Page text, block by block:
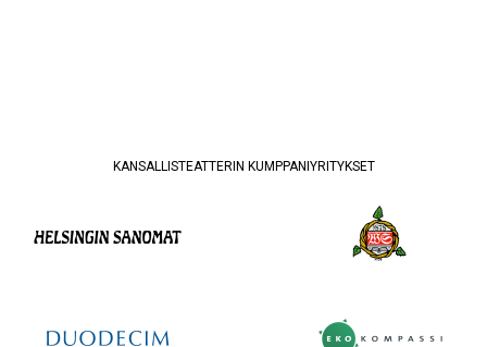
KANSALLISTEATTERIN KUMPPANIYRITYKSET